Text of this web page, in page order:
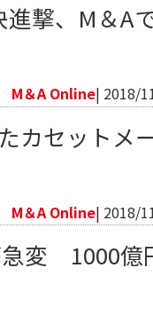
進撃、M＆A
M＆A Online| 2018/
カセットメ
M＆A Online| 2018/
急変 1000億